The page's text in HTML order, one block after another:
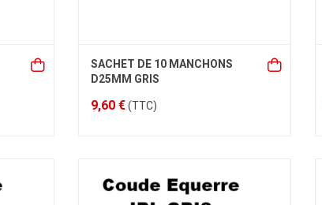
SACHET DE 10 MANCHONS
D25MM GRIS
9,60 €(TTC)